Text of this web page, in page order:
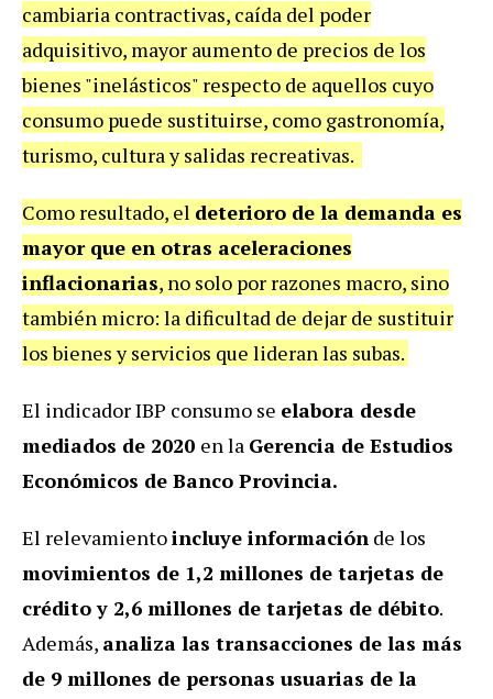
cambiaria contractivas, caída del poder
adquisitivo, mayor aumento de precios de los
bienes "inelásticos" respecto de aquellos cuyo
consumo puede sustituirse, como gastronomía,
turismo, cultura y salidas recreativas.
Como resultado, el deterioro de la demanda es
mayor que en otras aceleraciones
inflacionarias, no solo por razones macro, sino
también micro: la dificultad de dejar de sustituir
los bienes y servicios que lideran las subas.
El indicador IBP consumo se elabora desde
mediados de 2020 en la Gerencia de Estudios
Económicos de Banco Provincia.
El relevamientoincluye información de los
movimientos de 1,2 millones de tarjetas de
crédito y 2,6 millones de tarjetas de débito.
Además, analiza las transacciones de las más
de 9 millones de personas usuarias de la